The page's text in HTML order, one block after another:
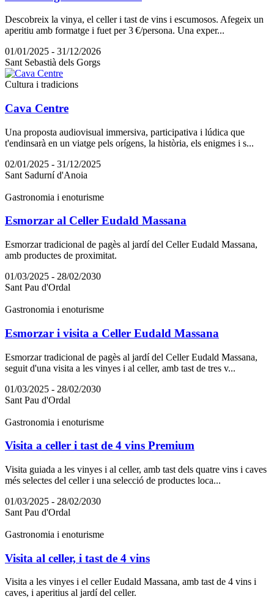
Descobreix la vinya, el celler i tast de vins i escumosos. Afegeix un
aperitiu amb formatge i fuet per 3 €/persona. Una exper...
01/01/2025 - 31/12/2026
Sant Sebastià dels Gorgs
Cultura i tradicions
Cava Centre
Una proposta audiovisual immersiva, participativa i lúdica que
t'endinsarà en un viatge pels orígens, la història, els enigmes i s...
02/01/2025 - 31/12/2025
Sant Sadurní d'Anoia
Gastronomia i enoturisme
Esmorzar al Celler Eudald Massana
Esmorzar tradicional de pagès al jardí del Celler Eudald Massana,
amb productes de proximitat.
01/03/2025 - 28/02/2030
Sant Pau d'Ordal
Gastronomia i enoturisme
Esmorzar i visita a Celler Eudald Massana
Esmorzar tradicional de pagès al jardí del Celler Eudald Massana,
seguit d'una visita a les vinyes i al celler, amb tast de tres v...
01/03/2025 - 28/02/2030
Sant Pau d'Ordal
Gastronomia i enoturisme
Visita a celler i tast de 4 vins Premium
Visita guiada a les vinyes i al celler, amb tast dels quatre vins i caves
més selectes del celler i una selecció de productes loca...
01/03/2025 - 28/02/2030
Sant Pau d'Ordal
Gastronomia i enoturisme
Visita al celler, i tast de 4 vins
Visita a les vinyes i el celler Eudald Massana, amb tast de 4 vins i
caves, i aperitius al jardí del celler.